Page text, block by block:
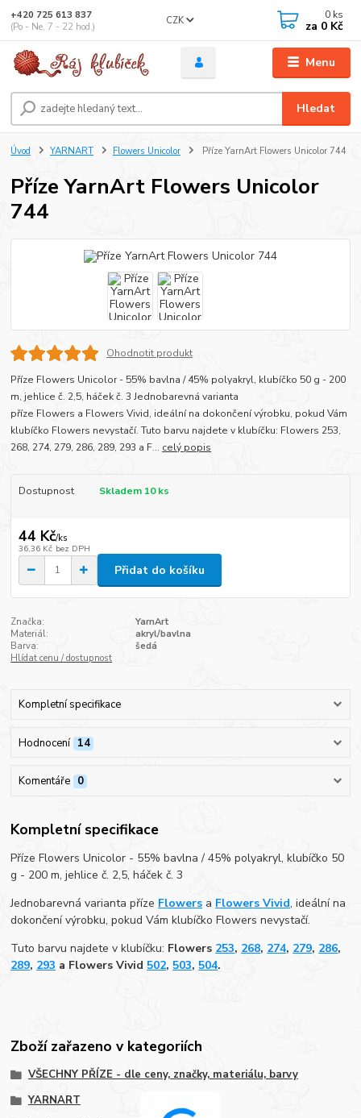
Menu
CZK
Hledat
+420 725 613 837
(Po - Ne, 7 - 22 hod.)
0 ks
za 0 Kč
Úvod YARNART Flowers Unicolor Příze YarnArt Flowers Unicolor 744
Příze YarnArt Flowers Unicolor
744
Ohodnotit produkt
Příze Flowers Unicolor - 55% bavlna / 45% polyakryl, klubíčko 50 g - 200
m, jehlice č. 2,5, háček č. 3 Jednobarevná varianta
příze Flowers a Flowers Vivid, ideální na dokončení výrobku, pokud Vám
klubíčko Flowers nevystačí. Tuto barvu najdete v klubíčku: Flowers 253,
268, 274, 279, 286, 289, 293 a F... celý popis
Dostupnost Skladem 10 ks
44 Kč/ks
36,36 Kč bez DPH
Přidat do košíku
Značka:
YarnArt
Materiál:
akryl/bavlna
Barva:
šedá
Hlídat cenu / dostupnost
Kompletní specifikace
Hodnocení 14
Komentáře 0
Kompletní specifikace
Příze Flowers Unicolor - 55% bavlna / 45% polyakryl, klubíčko 50
g - 200 m, jehlice č. 2,5, háček č. 3
Jednobarevná varianta příze Flowers a Flowers Vivid, ideální na
dokončení výrobku, pokud Vám klubíčko Flowers nevystačí.
Tuto barvu najdete v klubíčku: Flowers 253, 268, 274, 279, 286,
289, 293 a Flowers Vivid 502, 503,504.
Zboží zařazeno v kategoriích
VŠECHNY PŘÍZE - dle ceny, značky, materiálu, barvy
YARNART